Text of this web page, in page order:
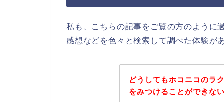
私も、こちらの記事をご覧の方のように
感想などを色々と検索して調べた体験が
どうしてもホコニコのラ
をみつけることができない